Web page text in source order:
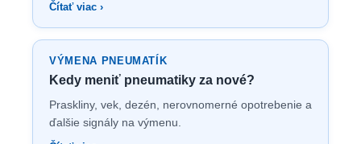
Čítať viac ›
VÝMENA PNEUMATÍK
Kedy meniť pneumatiky za nové?
Praskliny, vek, dezén, nerovnomerné opotrebenie a
ďalšie signály na výmenu.